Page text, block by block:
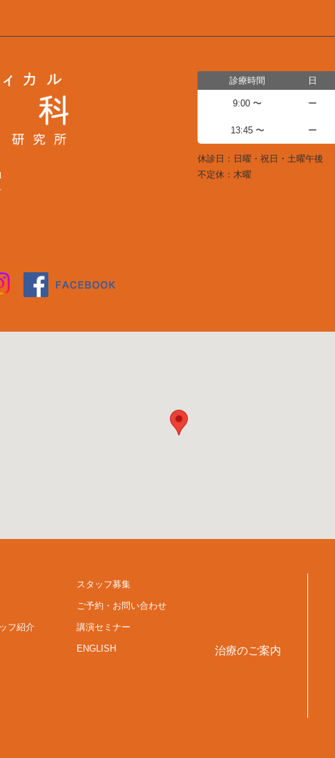
診療時間 日
9:00 〜 ー
13:45 〜 ー
休診日：日曜・祝日・土曜午後
不定休：木曜
フ紹介
スタッフ募集
ご予約・お問い合わせ
講演セミナー
ENGLISH 治療のご案内